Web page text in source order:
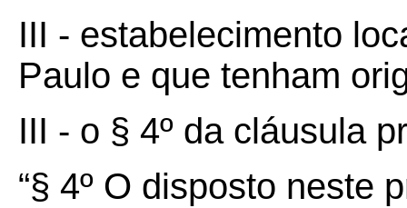
III - estabelecimento
Paulo e que tenham
III - o § 4º da cláusula
“§ 4º O disposto neste